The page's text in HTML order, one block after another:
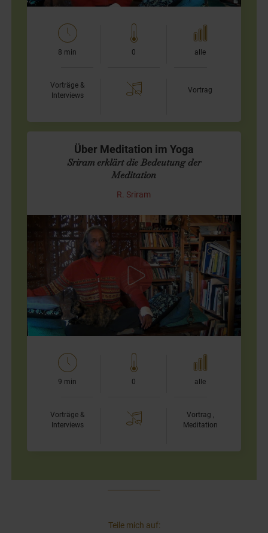
8 min 0 alle
Vorträge &
Interviews
Vortrag
Über Meditation im Yoga
Sriram erklärt die Bedeutung der
Meditation
R. Sriram
Meditation aus der Sicht des "Yoga Sutra"
R. Sriram spricht über die Meditation. Er bezeichnet sie
als "das Wesen und den Kern des Yoga". Im
achtgliedrigen System des Yoga nach Patanjali stellt
9 min 0 alle
Vorträge &
Interviews
Vortrag ,
Meditation
Teile mich auf: